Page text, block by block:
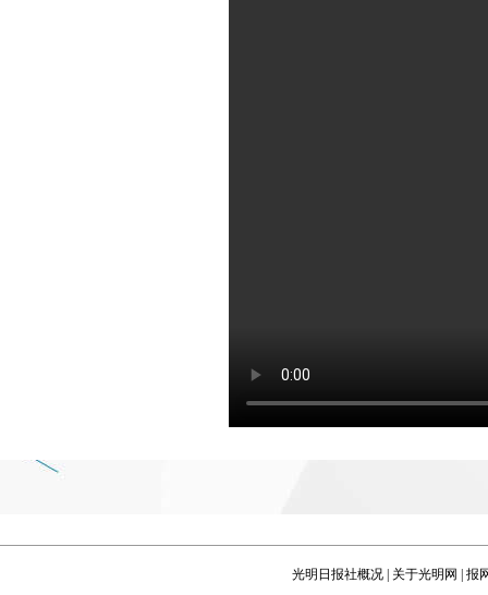
光明日报社概况 关于光明网 报